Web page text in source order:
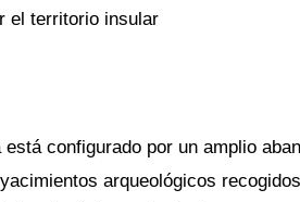
el territorio insular
configurado por un amplio
arqueológicos